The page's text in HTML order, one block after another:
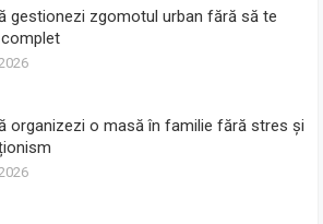
gestionezi zgomotul urban fără să te
organizezi o masă în familie fără stres și